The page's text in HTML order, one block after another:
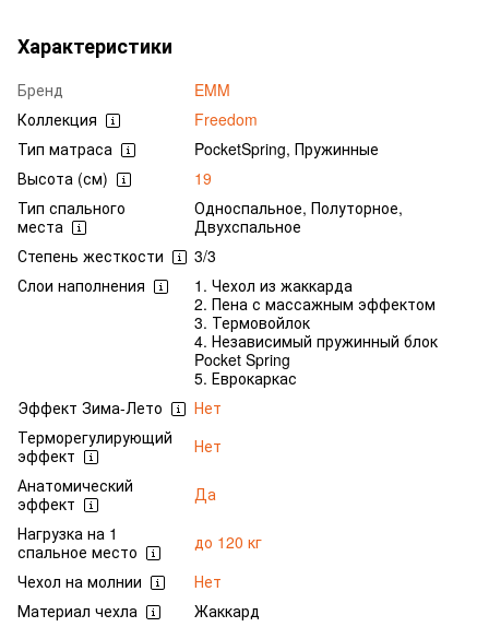
Характеристики
Бренд
EMM
Коллекция
Freedom
Тип матраса
PocketSpring, Пружинные
Высота (см)
19
Тип спального
места
Односпальное, Полуторное,
Двухспальное
Степень жесткости
3/3
Слои наполнения
1. Чехол из жаккарда
2. Пена с массажным эффектом
3. Термовойлок
4. Независимый пружинный блок
Pocket Spring
5. Еврокаркас
Эффект Зима-Лето
Нет
Терморегулирующий
эффект
Нет
Анатомический
эффект
Да
Нагрузка на 1
спальное место
до 120 кг
Чехол на молнии
Нет
Материал чехла
Жаккард